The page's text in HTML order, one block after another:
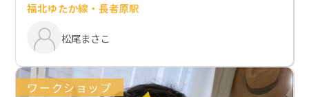
福北ゆたか線・長者原駅
松尾まさこ
ワークショップ